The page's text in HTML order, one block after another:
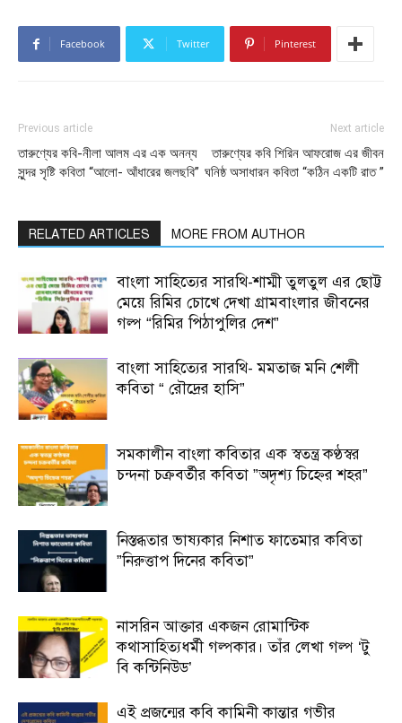
Facebook Twitter Pinterest
Previous article
তারুণ্যের কবি-নীলা আলম এর এক অনন্য
সুন্দর সৃষ্টি কবিতা “আলো- আঁধারের জলছবি”
Next article
তারুণ্যের কবি শিরিন আফরোজ এর জীবন
ঘনিষ্ঠ অসাধারন কবিতা “কঠিন একটি রাত ”
RELATED ARTICLES MORE FROM AUTHOR
বাংলা সাহিত্যের সারথি-শাম্মী তুলতুল এর ছোট্ট
মেয়ে রিমির চোখে দেখা গ্রামবাংলার জীবনের
গল্প “রিমির পিঠাপুলির দেশ”
বাংলা সাহিত্যের সারথি- মমতাজ মনি শেলী
কবিতা “ রৌদ্রের হাসি”
সমকালীন বাংলা কবিতার এক স্বতন্ত্র কণ্ঠস্বর
চন্দনা চক্রবর্তীর কবিতা ”অদৃশ্য চিহ্নের শহর”
নিস্তব্ধতার ভাষ্যকার নিশাত ফাতেমার কবিতা
”নিরুত্তাপ দিনের কবিতা”
নাসরিন আক্তার একজন রোমান্টিক
কথাসাহিত্যধর্মী গল্পকার। তাঁর লেখা গল্প ‘টু
বি কন্টিনিউড’
এই প্রজন্মের কবি কামিনী কান্তার গভীর